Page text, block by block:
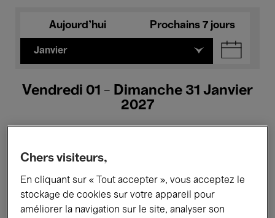
Aujourd'hui Prochains 7 jours
Janvier
Vendredi 01 - Dimanche 31 Janvier
2027
Tous les événements Concerts
Expositions Films Performances
Chers visiteurs,
En cliquant sur « Tout accepter », vous acceptez le
stockage de cookies sur votre appareil pour
améliorer la navigation sur le site, analyser son